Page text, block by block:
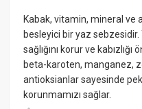
Kabak, vitamin, mineral ve
besleyici bir yaz sebzesidir.
sağlığını korur ve
beta-karoten, manganez,
antioksianlar sayesinde
korunmamızı sağlar.